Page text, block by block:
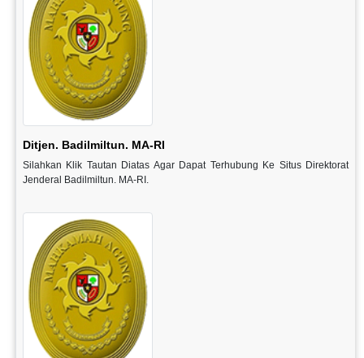
Ditjen. Badilmiltun. MA-RI
Silahkan Klik Tautan Diatas Agar Dapat Terhubung Ke Situs Direktorat
Jenderal Badilmiltun. MA-RI.